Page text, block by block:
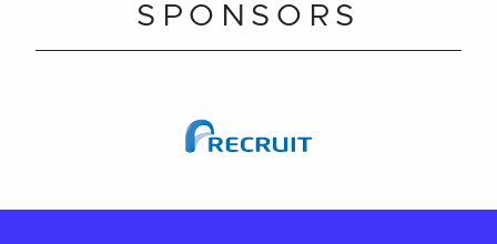
SPONSORS